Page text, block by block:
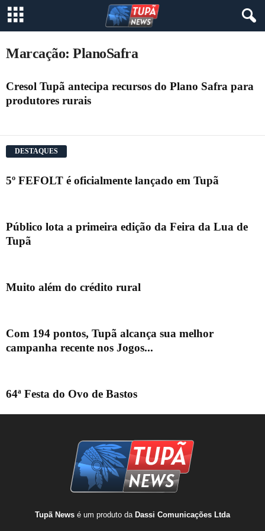
Marcação: PlanoSafra
Cresol Tupã antecipa recursos do Plano Safra para
produtores rurais
DESTAQUES
5º FEFOLT é oficialmente lançado em Tupã
Público lota a primeira edição da Feira da Lua de
Tupã
Muito além do crédito rural
Com 194 pontos, Tupã alcança sua melhor
campanha recente nos Jogos...
64ª Festa do Ovo de Bastos
Tupã News é um produto da Dassi Comunicações Ltda